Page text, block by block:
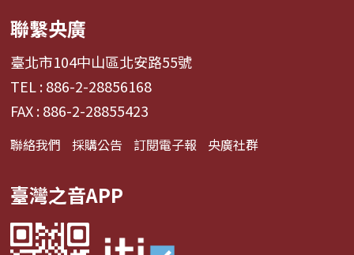
聯繫央廣
臺北市104中山區北安路55號
TEL : 886-2-28856168
FAX : 886-2-28855423
聯絡我們 採購公告 訂閱電子報 央廣社群
臺灣之音APP